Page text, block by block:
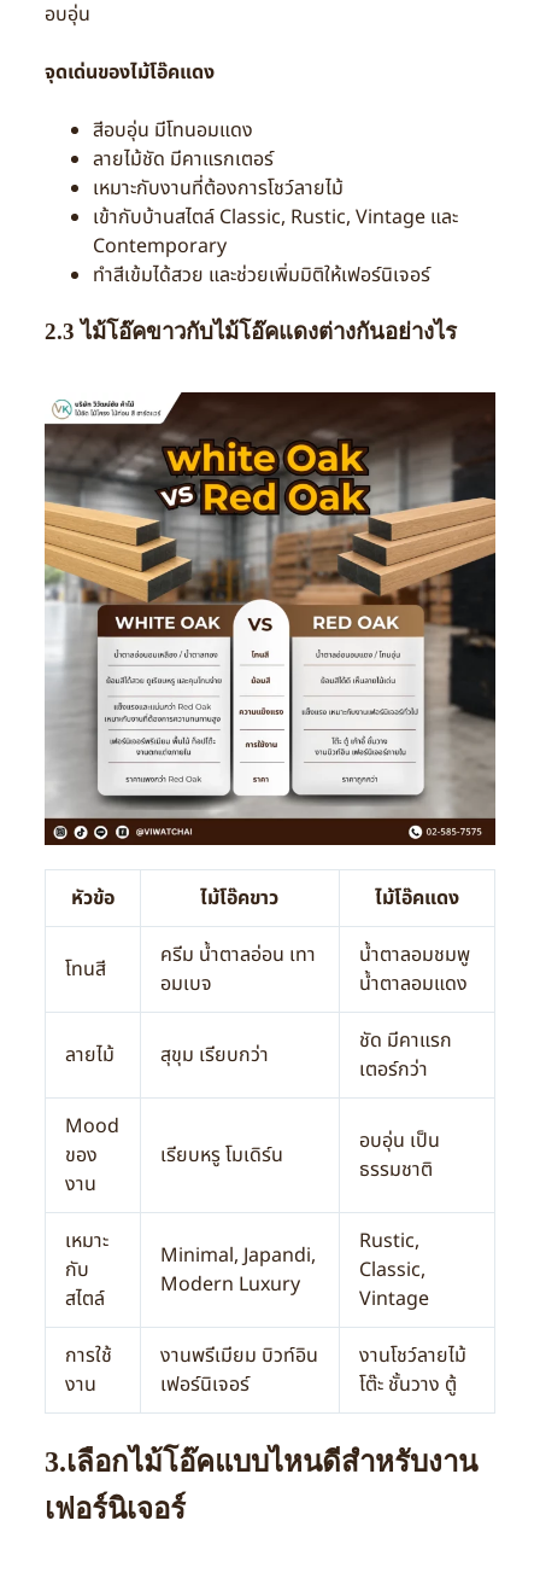
อบอุ่น
จุดเด่นของไม้โอ๊คแดง
สีอบอุ่น มีโทนอมแดง
ลายไม้ชัด มีคาแรกเตอร์
เหมาะกับงานที่ต้องการโชว์ลายไม้
เข้ากับบ้านสไตล์ Classic, Rustic, Vintage และ
Contemporary
ทำสีเข้มได้สวย และช่วยเพิ่มมิติให้เฟอร์นิเจอร์
2.3 ไม้โอ๊คขาวกับไม้โอ๊คแดงต่างกันอย่างไร
หัวข้อ ไม้โอ๊คขาว ไม้โอ๊คแดง
โทนสี
ครีม น้ำตาลอ่อน เทา
อมเบจ
น้ำตาลอมชมพู
น้ำตาลอมแดง
ลายไม้ สุขุม เรียบกว่า
ชัด มีคาแรก
เตอร์กว่า
Mood
ของ
งาน
เรียบหรู โมเดิร์น
อบอุ่น เป็น
ธรรมชาติ
เหมาะ
กับ
สไตล์
Minimal, Japandi,
Modern Luxury
Rustic,
Classic,
Vintage
การใช้
งาน
งานพรีเมียม บิวท์อิน
เฟอร์นิเจอร์
งานโชว์ลายไม้
โต๊ะ ชั้นวาง ตู้
3.เลือกไม้โอ๊คแบบไหนดีสำหรับงาน
เฟอร์นิเจอร์